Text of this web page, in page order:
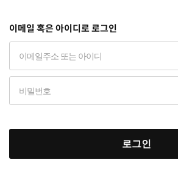
이메일 혹은 아이디로 로그인
로그인